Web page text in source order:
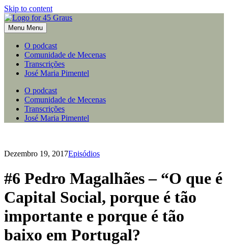
Skip to content
Menu Menu
O podcast
Comunidade de Mecenas
Transcrições
José Maria Pimentel
O podcast
Comunidade de Mecenas
Transcrições
José Maria Pimentel
Dezembro 19, 2017Episódios
#6 Pedro Magalhães – “O que é
Capital Social, porque é tão
importante e porque é tão
baixo em Portugal?